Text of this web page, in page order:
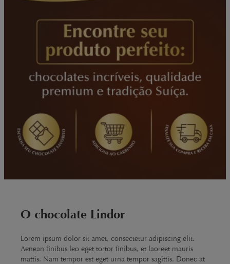
O chocolate Lindor
Lorem ipsum dolor sit amet, consectetur adipiscing elit.
Aenean finibus leo eget tortor finibus, et laoreet mauris
mattis. Nam tempor est eget urna tempor sagittis. Donec at